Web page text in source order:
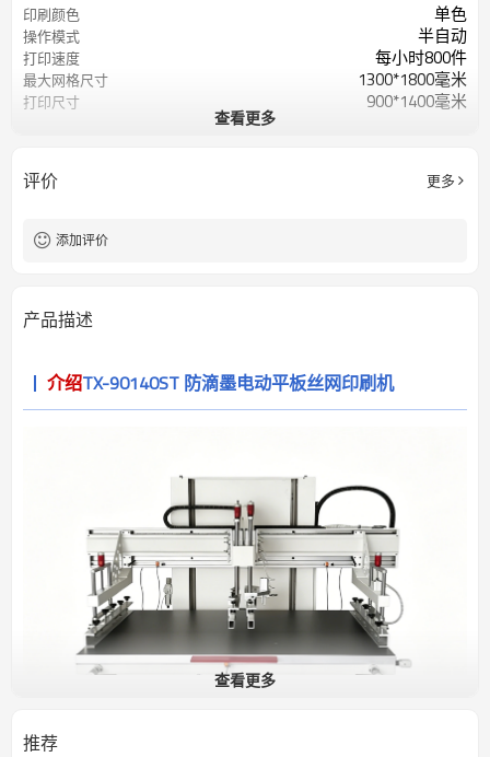
印刷颜色 单色
操作模式 半自动
打印速度 每小时800件
最大网格尺寸 1300*1800毫米
打印尺寸 900*1400毫米
电压/功率
方面 长2100*宽1500*高1760毫米
重量
平台尺寸
查看更多
评价 更多
添加评价
产品描述
介绍TX-90140ST 防滴墨电动平板丝网印刷机
查看更多
推荐